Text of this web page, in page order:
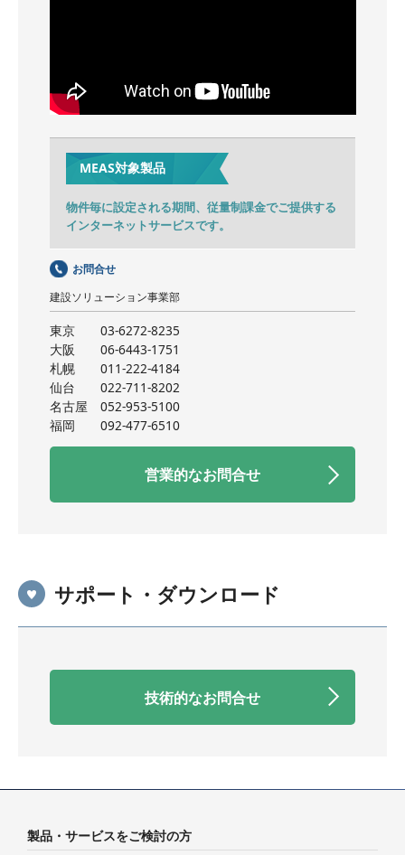
MEAS対象製品
物件毎に設定される期間、従量制課金でご提供する
インターネットサービスです。
お問合せ
建設ソリューション事業部
東京
03-6272-8235
大阪
06-6443-1751
札幌
011-222-4184
仙台
022-711-8202
名古屋 052-953-5100
福岡
092-477-6510
営業的なお問合せ
サポート・ダウンロード
技術的なお問合せ
製品・サービスをご検討の方